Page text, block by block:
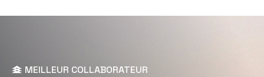
MEILLEUR COLLABORATEUR